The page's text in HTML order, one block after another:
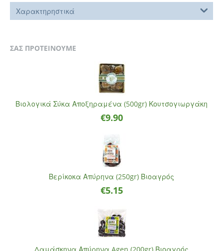
Χαρακτηρηστικά
ΣΑΣ ΠΡΟΤΕΙΝΟΥΜΕ
Βιολογικά Σύκα Αποξηραμένα (500gr) Κουτσογιωργάκη
€9.90
Βερίκοκα Απύρηνα (250gr) Βιοαγρός
€5.15